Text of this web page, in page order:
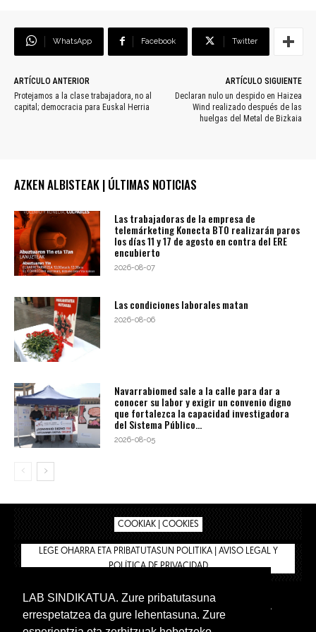
WhatsApp Facebook Twitter
ARTÍCULO ANTERIOR
Protejamos a la clase trabajadora, no al
capital; democracia para Euskal Herria
ARTÍCULO SIGUIENTE
Declaran nulo un despido en Haizea
Wind realizado después de las
huelgas del Metal de Bizkaia
AZKEN ALBISTEAK | ÚLTIMAS NOTICIAS
Las trabajadoras de la empresa de
telemárketing Konecta BTO realizarán paros
los días 11 y 17 de agosto en contra del ERE
encubierto
2026-08-07
Las condiciones laborales matan
2026-08-06
Navarrabiomed sale a la calle para dar a
conocer su labor y exigir un convenio digno
que fortalezca la capacidad investigadora
del Sistema Público...
2026-08-05
COOKIAK | COOKIES
LEGE OHARRA ETA PRIBATUTASUN POLITIKA | AVISO LEGAL Y
POLÍTICA DE PRIVACIDAD
BIZILAN.EUS
TIENDA
INTRANET 🔑
Euskera Castellano
LAB SINDIKATUA. Zure pribatutasuna
errespetatzea da gure lehentasuna. Zure